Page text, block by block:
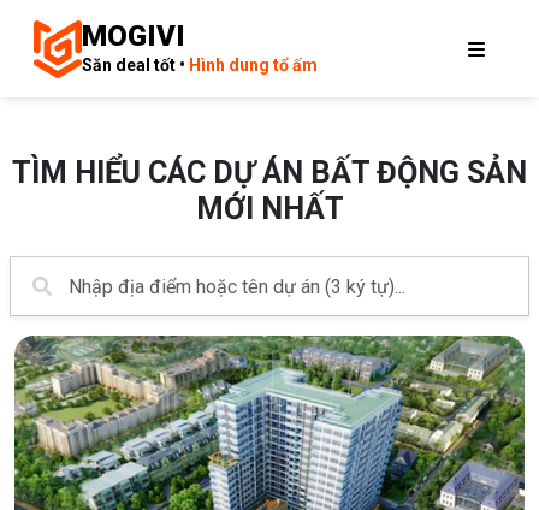
MOGIVI
Săn deal tốt • Hình dung tổ ấm
TÌM HIỂU CÁC DỰ ÁN BẤT ĐỘNG SẢN
MỚI NHẤT